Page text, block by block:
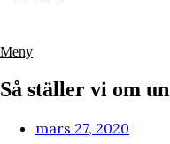
Meny
Så ställer vi om
mars 27, 2020